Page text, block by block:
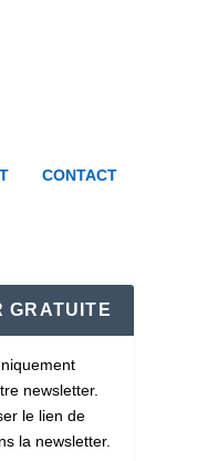
CONTACT
GRATUITE
newsletter.
le lien de
la newsletter.